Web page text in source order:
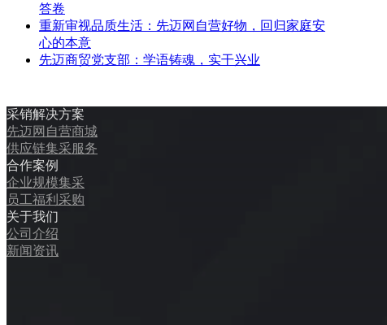
答卷
重新审视品质生活：先迈网自营好物，回归家庭安
心的本意
先迈商贸党支部：学语铸魂，实干兴业
采销解决方案
先迈网自营商城
供应链集采服务
合作案例
企业规模集采
员工福利采购
关于我们
公司介绍
新闻资讯